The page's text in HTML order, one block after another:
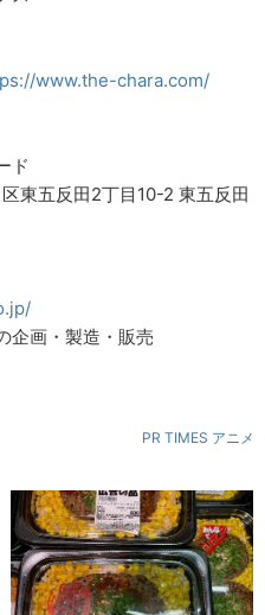
www.the-chara.com/
ド
東五反田2丁目10-2 東五反田
企画・製造・販売
PR TIMES アニメ